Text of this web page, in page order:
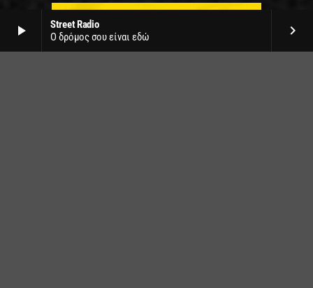
play_arrow
Street Radio
Ο δρόμος σου είναι εδώ
keyboard_arrow_right